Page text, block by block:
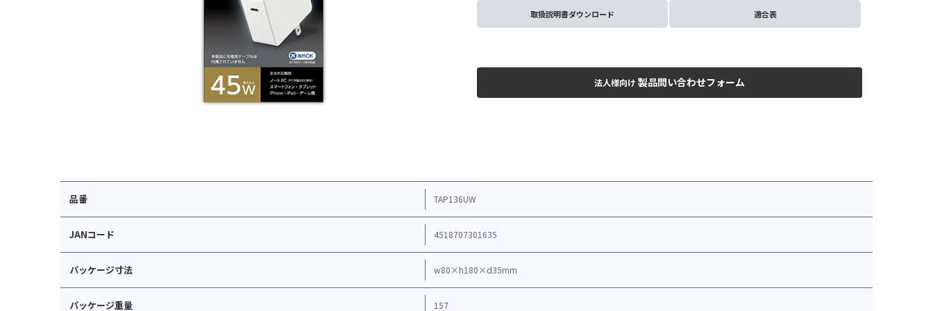
取扱説明書ダウンロード 適合表
法人様向け 製品問い合わせフォーム
品番 TAP136UW
JANコード 4518707301635
パッケージ寸法 w80×h180×d35mm
パッケージ重量 157